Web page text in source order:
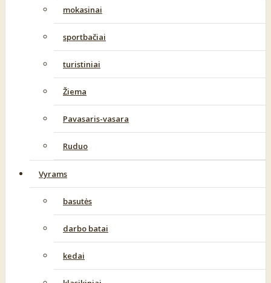
mokasinai
sportbačiai
turistiniai
Žiema
Pavasaris-vasara
Ruduo
Vyrams
basutės
darbo batai
kedai